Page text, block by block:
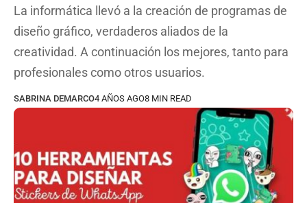
La informática llevó a la creación de programas de
diseño gráfico, verdaderos aliados de la
creatividad. A continuación los mejores, tanto para
profesionales como otros usuarios.
SABRINA DEMARCO4 AÑOS AGO8 MIN READ